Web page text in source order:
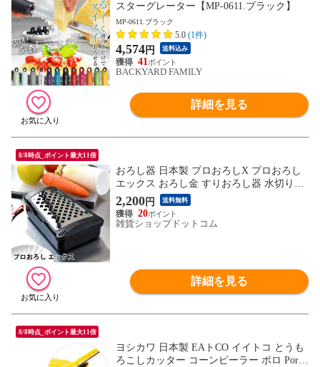
スターグレーター【MP-0611.ブラック】
MP-0611.ブラック
5.0 (1件)
4,574円 送料込み
41
BACKYARD FAMILY
詳細を見る
8/8時点_ポイント最大11倍
おろし器 日本製 プロおろしX プロおろし
エックス おろし金 すりおろし器 水切り付
き 大根おろし 楽におろせる 調理器具 グレ
ーダー 滑り止めゴム付き ステンレス製 大
根おろし 粗め 湾曲構造 傾斜 キッチンツー
2,200円 送料無料
20
雑貨ショップドットコム
詳細を見る
8/8時点_ポイント最大11倍
ヨシカワ 日本製 EAトCO イイトコ とうも
ろこしカッター コーンピーラー ポロ Poro